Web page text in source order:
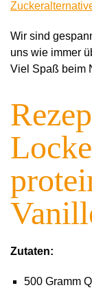
Wir sind
uns wie immer
Viel Spaß beim
Zutaten:
500 Gramm